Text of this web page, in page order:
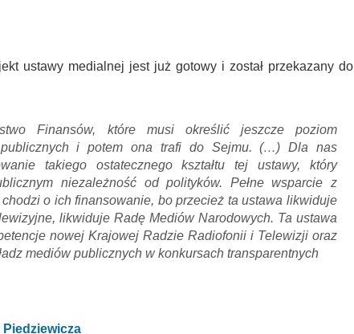
ustawy medialnej jest już gotowy i został przekazany do
Finansów, które musi określić jeszcze poziom
publicznych i potem ona trafi do Sejmu. (…) Dla nas
takiego ostatecznego kształtu tej ustawy, który
niezależność od polityków. Pełne wsparcie z
o ich finansowanie, bo przecież ta ustawa likwiduje
likwiduje Radę Mediów Narodowych. Ta ustawa
nowej Krajowej Radzie Radiofonii i Telewizji oraz
mediów publicznych w konkursach transparentnych
Piedziewicza